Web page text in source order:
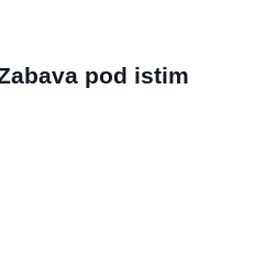
pod istim